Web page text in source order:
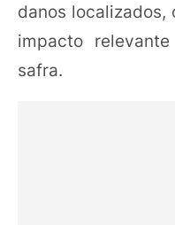
danos localizados,
impacto
safra.